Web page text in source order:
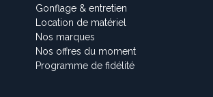
Gonflage & entretien
Location de matériel
Nos marques
Nos offres du moment
Programme de fidélité